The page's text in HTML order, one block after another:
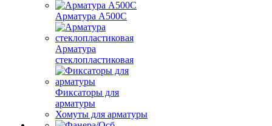
Арматура A500C
Арматура
стеклопластиковая
Фиксаторы для
арматуры
Хомуты для арматуры